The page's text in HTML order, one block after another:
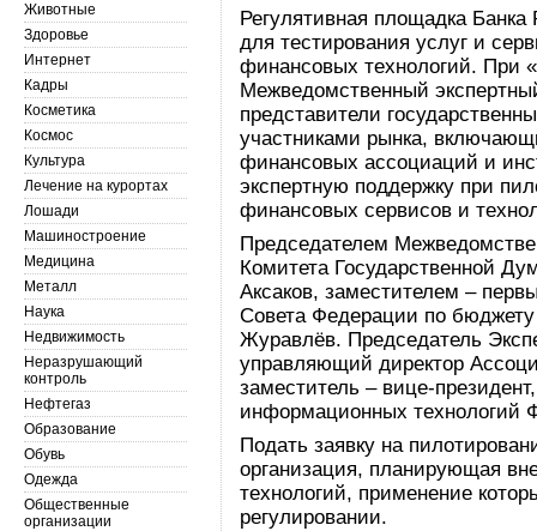
Регулятивная площадка Банка
для тестирования услуг и
финансовых технологий. При
Межведомственный
представители
участниками рынка,
финансовых ассоциаций и
экспертную поддержку при
финансовых сервисов и
Председателем
Комитета Государственной
Аксаков, заместителем –
Совета Федерации по
Журавлёв. Председатель
управляющий директор
заместитель – вице-
информационных технологий
Подать заявку на
организация, планирующая
технологий, применение
регулировании.
Животные
Здоровье
Интернет
Кадры
Косметика
Космос
Культура
Лечение на курортах
Лошади
Машиностроение
Медицина
Металл
Наука
Недвижимость
Неразрушающий
контроль
Нефтегаз
Образование
Обувь
Одежда
Общественные
организации